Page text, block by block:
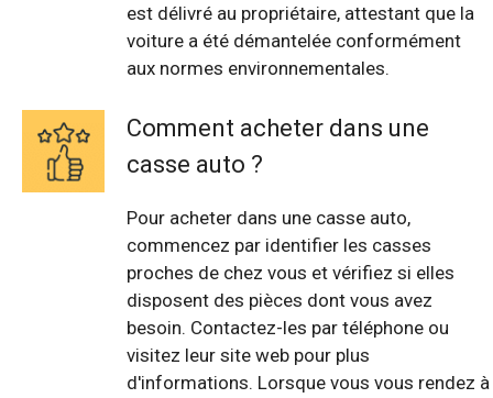
est délivré au propriétaire, attestant que la
voiture a été démantelée conformément
aux normes environnementales.
Comment acheter dans une
casse auto ?
Pour acheter dans une casse auto,
commencez par identifier les casses
proches de chez vous et vérifiez si elles
disposent des pièces dont vous avez
besoin. Contactez-les par téléphone ou
visitez leur site web pour plus
d'informations. Lorsque vous vous rendez à